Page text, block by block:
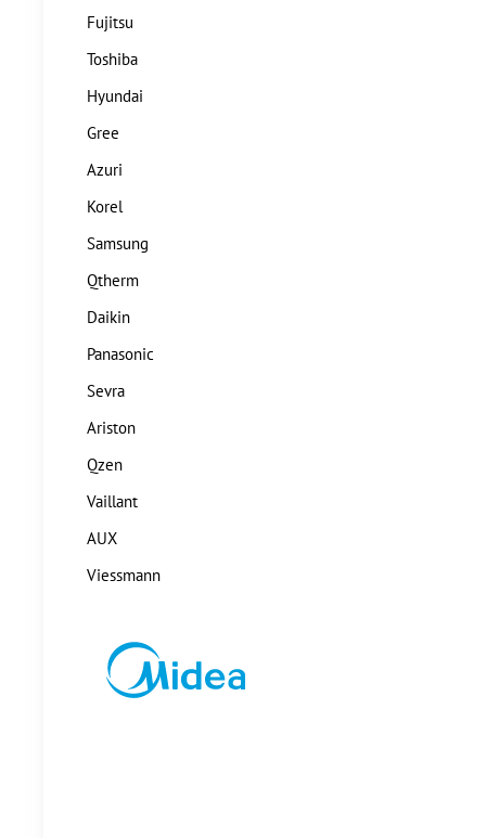
Fujitsu
Toshiba
Hyundai
Gree
Azuri
Korel
Samsung
Qtherm
Daikin
Panasonic
Sevra
Ariston
Qzen
Vaillant
AUX
Viessmann